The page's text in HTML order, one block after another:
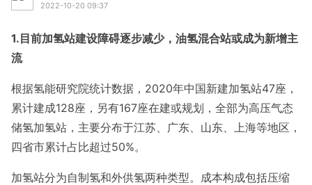
2022-10-20 09:37
1.目前加氢站建设障碍逐步减少，油氢混合站或成为新增主
流
根据氢能研究院统计数据，2020年中国新建加氢站47座，
累计建成128座，另有167座在建或规划，全部为高压气态
储氢加氢站，主要分布于江苏、广东、山东、上海等地区，
四省市累计占比超过50%。
加氢站分为自制氢和外供氢两种类型。成本构成包括压缩